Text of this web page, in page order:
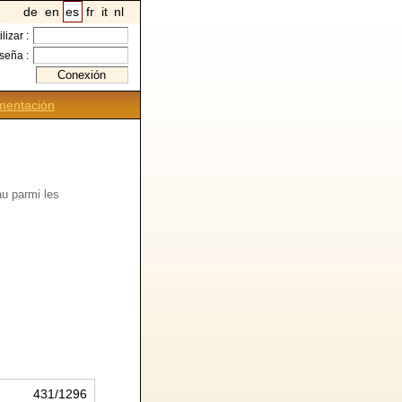
de en es fr it nl
:
:
parmi les
431/1296